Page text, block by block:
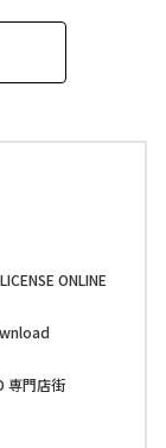
ONLINE
専門店街